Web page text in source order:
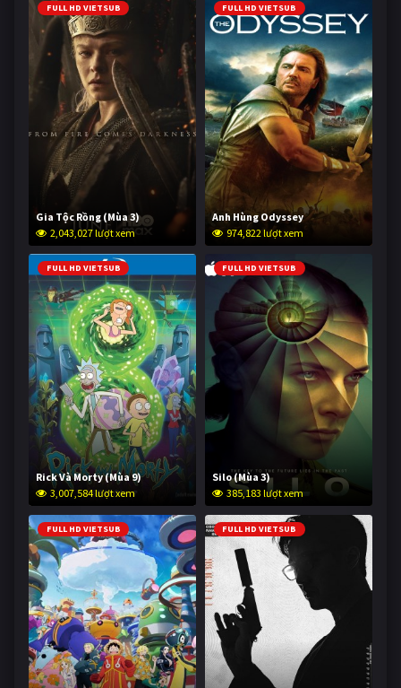
FULL HD VIETSUB
Gia Tộc Rồng (Mùa 3)
2,043,027 lượt xem
FULL HD VIETSUB
Anh Hùng Odyssey
974,822 lượt xem
FULL HD VIETSUB
Rick Và Morty (Mùa 9)
3,007,584 lượt xem
FULL HD VIETSUB
Silo (Mùa 3)
385,183 lượt xem
FULL HD VIETSUB FULL HD VIETSUB